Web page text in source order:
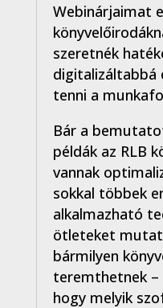
Webinárjaimat
szeretnék
digitalizáltabbá
tenni a
Bár a
példák az RLB
vannak
sokkal többek
alkalmazható
ötleteket
bármilyen
teremthetnek
hogy melyik